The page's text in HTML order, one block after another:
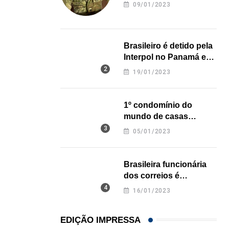
De São Paulo para os Estados Unidos: como...
09/01/2023
Brasileiro é detido pela
Interpol no Panamá e
pode pegar prisão
19/01/2023
1º condomínio do
mundo de casas
impressas em 3D é
05/01/2023
Brasileira funcionária
dos correios é
assassinada a facadas
16/01/2023
EDIÇÃO IMPRESSA